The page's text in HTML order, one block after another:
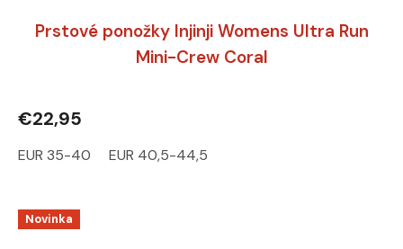
Prstové ponožky Injinji Womens Ultra Run
Mini-Crew Coral
€22,95
EUR 35-40 EUR 40,5-44,5
Novinka